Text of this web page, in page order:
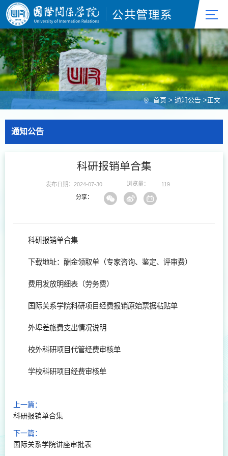
首页 > 通知公告 >正文
通知公告
科研报销单合集
发布日期：2024-07-30 浏览量： 119
分享：
科研报销单合集
下载地址：酬金领取单（专家咨询、鉴定、评审费）
费用发放明细表（劳务费）
国际关系学院科研项目经费报销原始票据粘贴单
外埠差旅费支出情况说明
校外科研项目代管经费审核单
学校科研项目经费审核单
上一篇：
科研报销单合集
下一篇：
国际关系学院讲座审批表